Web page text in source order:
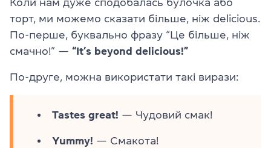
Коли нам дуже сподобалась булочка або
торт, ми можемо сказати більше, ніж delicious.
По-перше, буквально фразу “Це більше, ніж
смачно!” — “It’s beyond delicious!”
По-друге, можна використати такі вирази:
Tastes great! — Чудовий смак!
Yummy! — Cмакота!